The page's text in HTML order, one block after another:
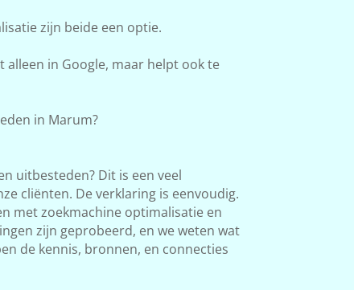
zijn beide een optie.
alleen in Google, maar helpt ook te
in Marum?
uitbesteden? Dit is een veel
cliënten. De verklaring is eenvoudig.
met zoekmachine optimalisatie en
zijn geprobeerd, en we weten wat
de kennis, bronnen, en connecties